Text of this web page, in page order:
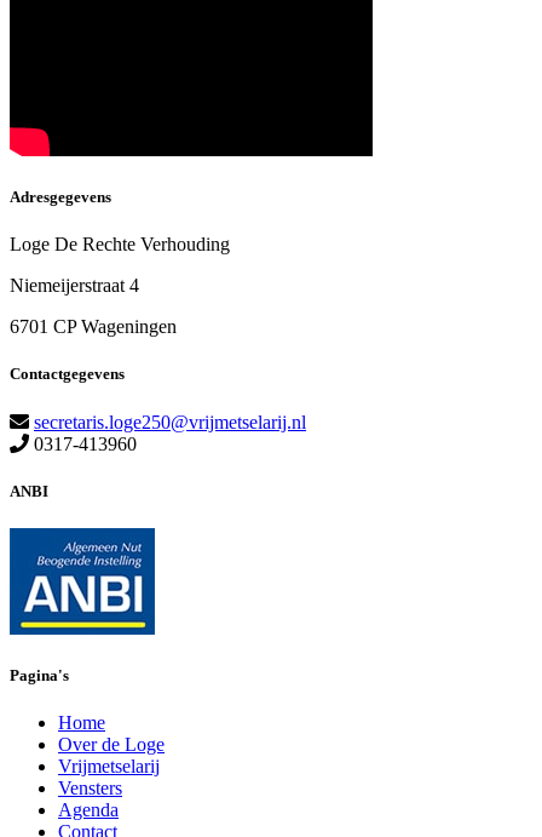
Adresgegevens
Loge De Rechte Verhouding
Niemeijerstraat 4
6701 CP Wageningen
Contactgegevens
secretaris.loge250@vrijmetselarij.nl
0317-413960
ANBI
Pagina's
Home
Over de Loge
Vrijmetselarij
Vensters
Agenda
Contact